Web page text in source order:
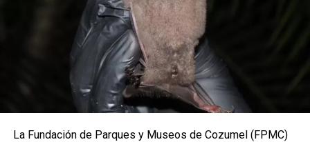
La Fundación de Parques y Museos de Cozumel (FPMC)